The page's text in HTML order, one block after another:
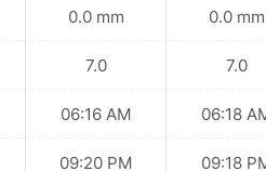
0.0 mm
7.0
06:16 AM
09:20 PM
0.0 mm
7.0
06:18
09:18